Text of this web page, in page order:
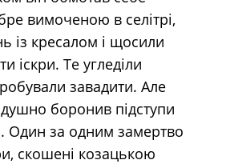
вимоченою в селітрі,
із кресалом і щосили
іскри. Те угледіли
завадити. Але
боронив підступи
Один за одним замертво
скошені козацькою